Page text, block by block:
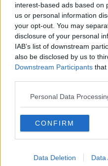
interest-based ads based on
us or personal information
your opt-out. You may
disclosure of your personal
IAB’s list of downstream
also be disclosed by us to
Downstream Participants that
Personal Data
CONFIRM
Data Deletion Data
Just nu verkar Mint vara det
dessutom ha bestämt att
2025-03-28, 08:50
Sqrbanken
Medlem
Intressant att Linux Mint
distros genom åren men sedan
dock. Ni som är bevandrade i
och lust att svara, vad tycker ni